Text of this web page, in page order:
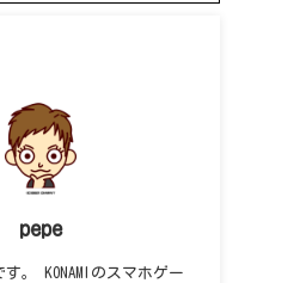
pepe
。 KONAMIのスマホゲー